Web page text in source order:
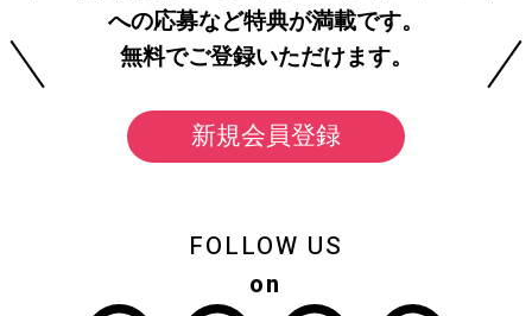
への応募など特典が満載です。
無料でご登録いただけます。
新規会員登録
FOLLOW US
on